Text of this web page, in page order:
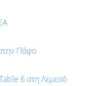
Πάφο
6 στη Λεμεσό